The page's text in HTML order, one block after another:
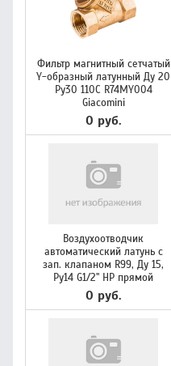
Фильтр магнитный сетчатый
Y-образный латунный Ду 20
Ру30 110С R74MY004
Giacomini
0 руб.
Воздухоотводчик
автоматический латунь с
зап. клапаном R99, Ду 15,
Ру14 G1/2" НР прямой
0 руб.